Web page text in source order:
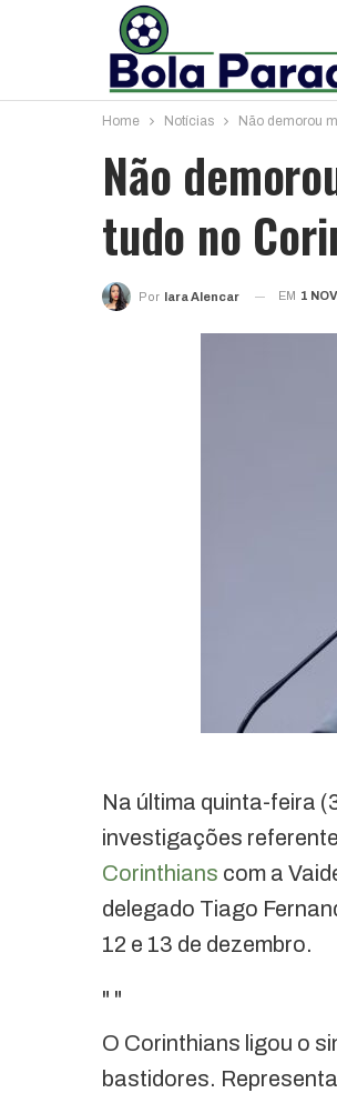
Home Notícias Não demorou
Não
tudo no
Por Iara Alencar EM 1
Na última quinta-feira
investigações
Corinthians com a
delegado Tiago
12 e 13 de dezembro.
" "
O Corinthians ligou o
bastidores.